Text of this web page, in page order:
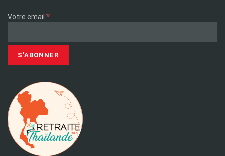
Votre email *